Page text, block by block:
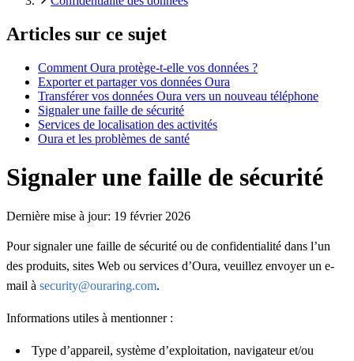
Articles sur ce sujet
Comment Oura protège-t-elle vos données ?
Exporter et partager vos données Oura
Transférer vos données Oura vers un nouveau téléphone
Signaler une faille de sécurité
Services de localisation des activités
Oura et les problèmes de santé
Signaler une faille de sécurité
Dernière mise à jour: 19 février 2026
Pour signaler une faille de sécurité ou de confidentialité dans l’un
des produits, sites Web ou services d’Oura, veuillez envoyer un e-
mail à security@ouraring.com.
Informations utiles à mentionner :
Type d’appareil, système d’exploitation, navigateur et/ou